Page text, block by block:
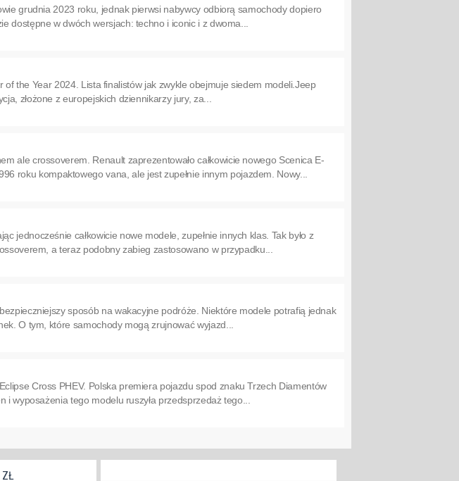
grudnia 2023 roku, jednak pierwsi nabywcy odbiorą samochody dopiero
dostępne w dwóch wersjach: techno i iconic i z dwoma...
of the Year 2024. Lista finalistów jak zwykle obejmuje siedem modeli.Jeep
złożone z europejskich dziennikarzy jury, za...
ale crossoverem. Renault zaprezentowało całkowicie nowego Scenica E-
roku kompaktowego vana, ale jest zupełnie innym pojazdem. Nowy...
jednocześnie całkowicie nowe modele, zupełnie innych klas. Tak było z
a teraz podobny zabieg zastosowano w przypadku...
sposób na wakacyjne podróże. Niektóre modele potrafią jednak
O tym, które samochody mogą zrujnować wyjazd...
Cross PHEV. Polska premiera pojazdu spod znaku Trzech Diamentów
i wyposażenia tego modelu ruszyła przedsprzedaż tego...
ZŁ